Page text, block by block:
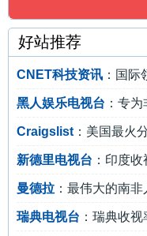
好站推荐
CNET科技资讯 ：国际
黑人娱乐电视台 ：专
Craigslist ：美国最火
新德里电视台 ：印度
曼德拉 ：最伟大的南
瑞典电视台 ：瑞典收